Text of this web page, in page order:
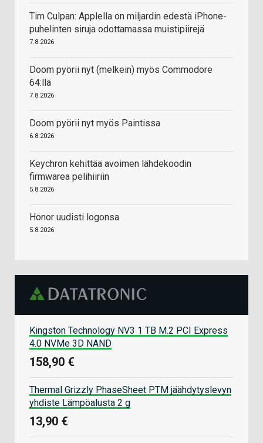
Tim Culpan: Applella on miljardin edestä iPhone-
puhelinten siruja odottamassa muistipiirejä
7.8.2026
Doom pyörii nyt (melkein) myös Commodore
64:llä
7.8.2026
Doom pyörii nyt myös Paintissa
6.8.2026
Keychron kehittää avoimen lähdekoodin
firmwarea pelihiiriin
5.8.2026
Honor uudisti logonsa
5.8.2026
Kingston Technology NV3 1 TB M.2 PCI Express
4.0 NVMe 3D NAND
158,90 €
Thermal Grizzly PhaseSheet PTM jäähdytyslevyn
yhdiste Lämpöalusta 2 g
13,90 €